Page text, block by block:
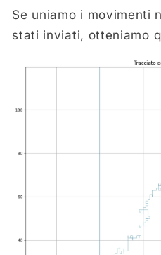
Se uniamo i movimenti
stati inviati, otteniamo